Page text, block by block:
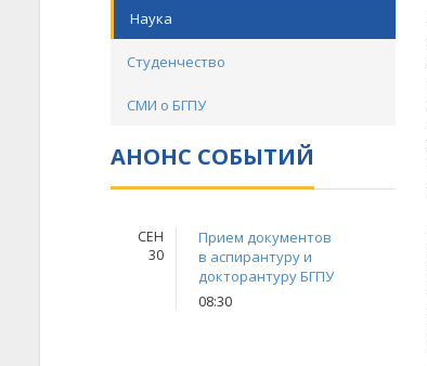
Наука
Студенчество
СМИ о БГПУ
АНОНС СОБЫТИЙ
СЕН
30
Прием документов
в аспирантуру и
докторантуру БГПУ
08:30